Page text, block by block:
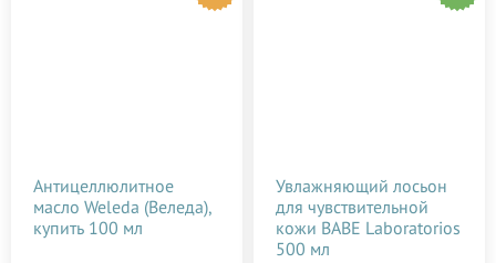
Антицеллюлитное
масло Weleda (Веледа),
купить 100 мл
Увлажняющий лосьон
для чувствительной
кожи BABE Laboratorios
500 мл